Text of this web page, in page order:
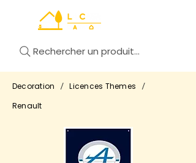
Rechercher un produit...
Decoration / Licences Themes /
Renault